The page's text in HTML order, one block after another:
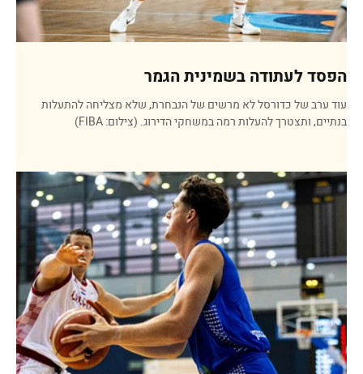
הפסד לעתודה בשמינית הגמר
עוד ערב של כדורסל לא מרשים של הנבחרת, שלא מצליחה להתעלות
בנתיים, ותצטרך להעלות רמה במשחקי הדירוג. (צילום: FIBA)